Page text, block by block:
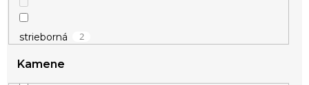
strieborná 2
Kamene